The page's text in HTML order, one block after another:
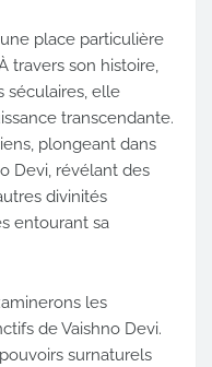
place particulière
travers son histoire,
séculaires, elle
transcendante.
plongeant dans
Devi, révélant des
divinités
entourant sa
les
de Vaishno Devi.
surnaturels